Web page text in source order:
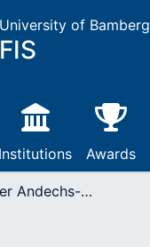
University of Bamberg
FIS
Institutions Awards
Die Städte der Andechs-Meranier in Franken